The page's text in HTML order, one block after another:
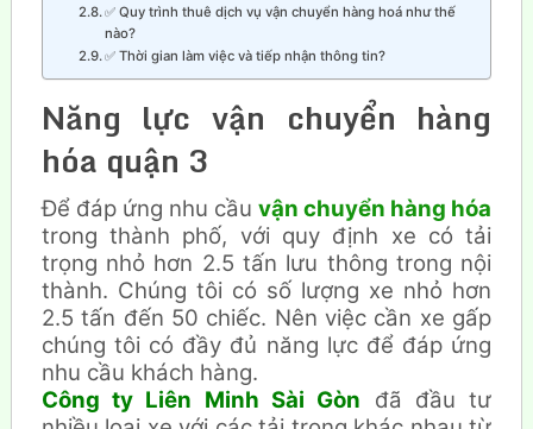
✅ Quy trình thuê dịch vụ vận chuyển hàng hoá như thế
nào?
✅ Thời gian làm việc và tiếp nhận thông tin?
Năng lực vận chuyển hàng
hóa quận 3
Để đáp ứng nhu cầuvận chuyển hàng hóa
trong thành phố, với quy định xe có tải
trọng nhỏ hơn 2.5 tấn lưu thông trong nội
thành. Chúng tôi có số lượng xe nhỏ hơn
2.5 tấn đến 50 chiếc. Nên việc cần xe gấp
chúng tôi có đầy đủ năng lực để đáp ứng
nhu cầu khách hàng.
Công ty Liên Minh Sài Gòn đã đầu tư